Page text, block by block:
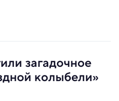
загадочное
колыбели»